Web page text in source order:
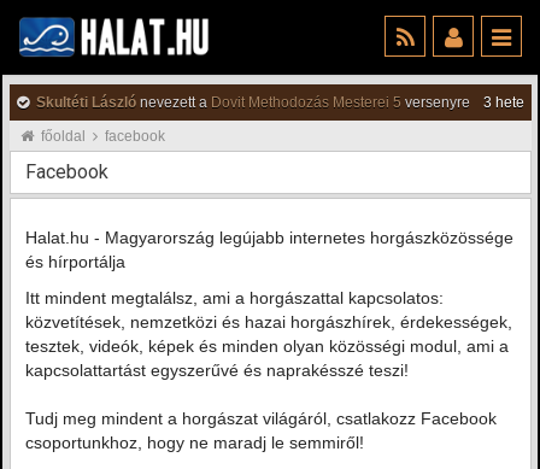
Skultéti László nevezett a Dovit Methodozás Mesterei 5 versenyre
3 hete
főoldal
facebook
Facebook
Halat.hu - Magyarország legújabb internetes horgászközössége
és hírportálja
Itt mindent megtalálsz, ami a horgászattal kapcsolatos:
közvetítések, nemzetközi és hazai horgászhírek, érdekességek,
tesztek, videók, képek és minden olyan közösségi modul, ami a
kapcsolattartást egyszerűvé és naprakésszé teszi!
Tudj meg mindent a horgászat világáról, csatlakozz Facebook
csoportunkhoz, hogy ne maradj le semmiről!